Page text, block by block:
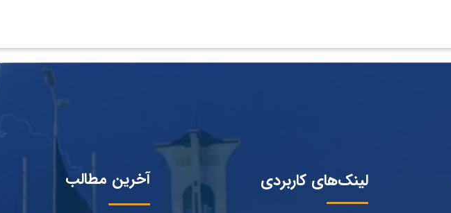
لینک‌های کاربردی آخرین مطالب